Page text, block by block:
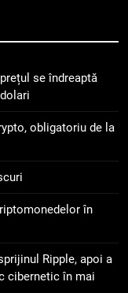
din aceștia
viziune asupra
implicarea
în domeniul
se îndreaptă
obligatoriu de la
în
Ripple, apoi a
cibernetic în mai